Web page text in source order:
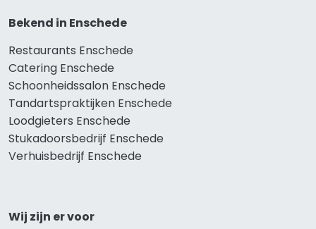
Bekend in Enschede
Restaurants Enschede
Catering Enschede
Schoonheidssalon Enschede
Tandartspraktijken Enschede
Loodgieters Enschede
Stukadoorsbedrijf Enschede
Verhuisbedrijf Enschede
Wij zijn er voor